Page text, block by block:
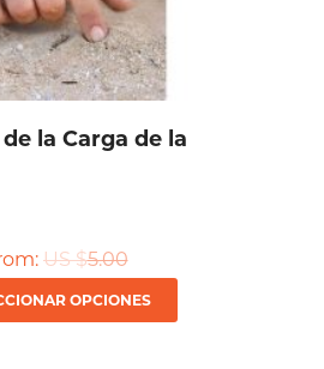
la Carga de la
US $5.00
OPCIONES